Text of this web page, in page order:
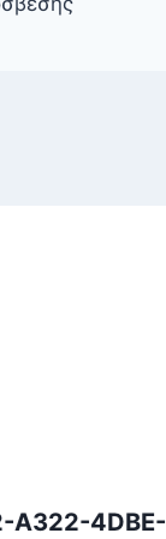
A322-4DBE-